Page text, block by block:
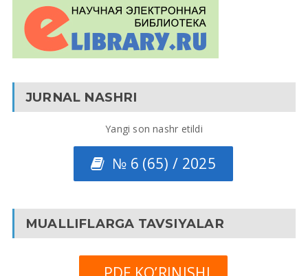
JURNAL NASHRI
Yangi son nashr etildi
№ 6 (65) / 2025
MUALLIFLARGA TAVSIYALAR